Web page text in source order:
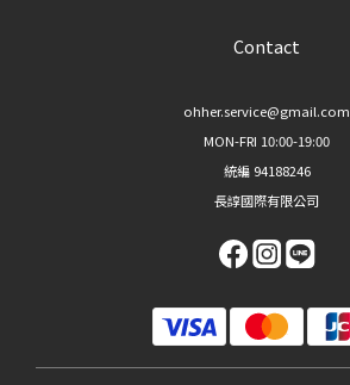
Contact
ohher.service@gmail.com
MON-FRI 10:00-19:00
統編 94188246
長諄國際有限公司